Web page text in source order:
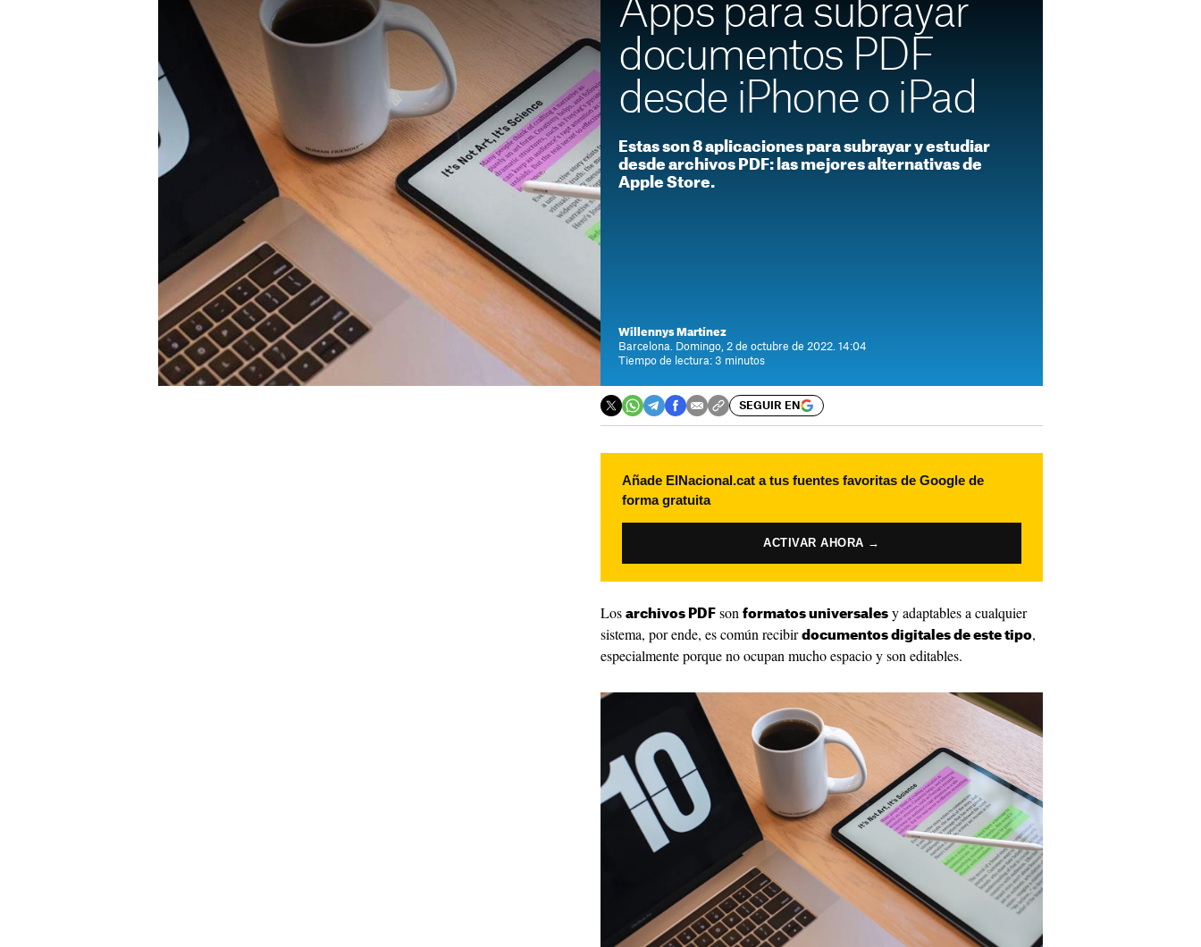
Apps para subrayar
documentos PDF
desde iPhone o iPad
Estas son 8 aplicaciones para subrayar y estudiar
desde archivos PDF: las mejores alternativas de
Apple Store.
Willennys Martínez
Barcelona. Domingo, 2 de octubre de 2022. 14:04
Tiempo de lectura: 3 minutos
SEGUIR EN
Añade ElNacional.cat a tus fuentes favoritas de Google de
forma gratuita
ACTIVAR AHORA →
Los archivos PDF son formatos universales y adaptables a cualquier
sistema, por ende, es común recibir documentos digitales de este tipo,
especialmente porque no ocupan mucho espacio y son editables.